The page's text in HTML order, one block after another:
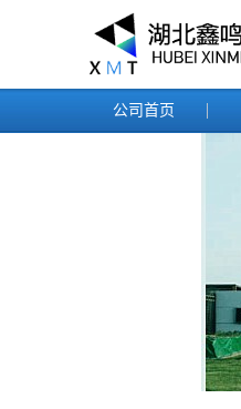
公司首页